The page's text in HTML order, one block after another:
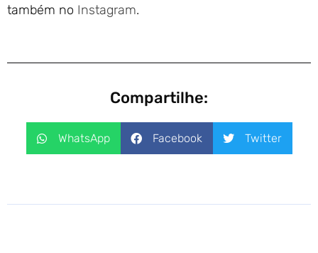
também no Instagram.
Compartilhe:
WhatsApp Facebook Twitter